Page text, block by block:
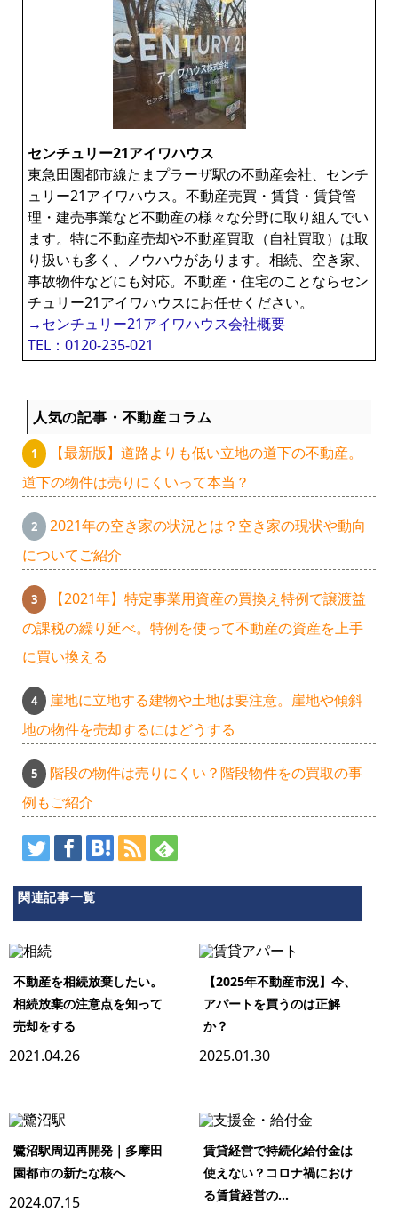
センチュリー21アイワハウス
東急田園都市線たまプラーザ駅の不動産会社、センチ
ュリー21アイワハウス。不動産売買・賃貸・賃貸管
理・建売事業など不動産の様々な分野に取り組んでい
ます。特に不動産売却や不動産買取（自社買取）は取
り扱いも多く、ノウハウがあります。相続、空き家、
事故物件などにも対応。不動産・住宅のことならセン
チュリー21アイワハウスにお任せください。
→センチュリー21アイワハウス会社概要
TEL：0120-235-021
人気の記事・不動産コラム
【最新版】道路よりも低い立地の道下の不動産。
道下の物件は売りにくいって本当？
2021年の空き家の状況とは？空き家の現状や動向
についてご紹介
【2021年】特定事業用資産の買換え特例で譲渡益
の課税の繰り延べ。特例を使って不動産の資産を上手
に買い換える
崖地に立地する建物や土地は要注意。崖地や傾斜
地の物件を売却するにはどうする
階段の物件は売りにくい？階段物件をの買取の事
例もご紹介
関連記事一覧
不動産を相続放棄したい。
相続放棄の注意点を知って
売却をする
2021.04.26
【2025年不動産市況】今、
アパートを買うのは正解
か？
2025.01.30
鷺沼駅周辺再開発｜多摩田
園都市の新たな核へ
2024.07.15
賃貸経営で持続化給付金は
使えない？コロナ禍におけ
る賃貸経営の...